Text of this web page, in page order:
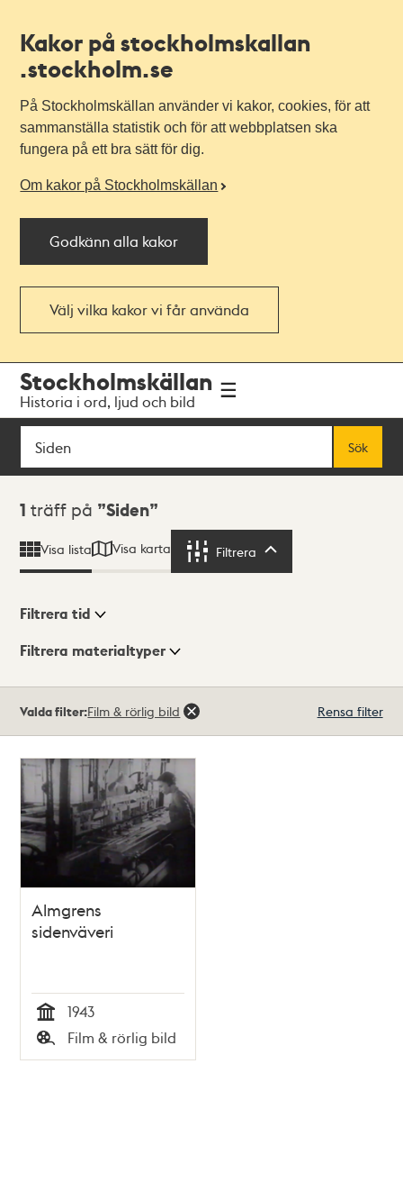
Kakor på stockholmskallan
.stockholm.se
På Stockholmskällan använder vi kakor, cookies, för att
sammanställa statistik och för att webbplatsen ska
fungera på ett bra sätt för dig.
Om kakor på Stockholmskällan
Godkänn alla kakor
Välj vilka kakor vi får använda
navigationen
huvudinnehållet
Stockholmskällan
Historia i ord, ljud och bild
Sök
Sök
Sökresultat
1 träff på Siden
Visa lista Visa karta Filtrera
Visningsläge
Filtrera tid
Filtrera materialtyper
träffar
Valda filter:Film & rörlig bild Rensa filter
Almgrens
sidenväveri
Tid
1943
Typ
Film & rörlig bild